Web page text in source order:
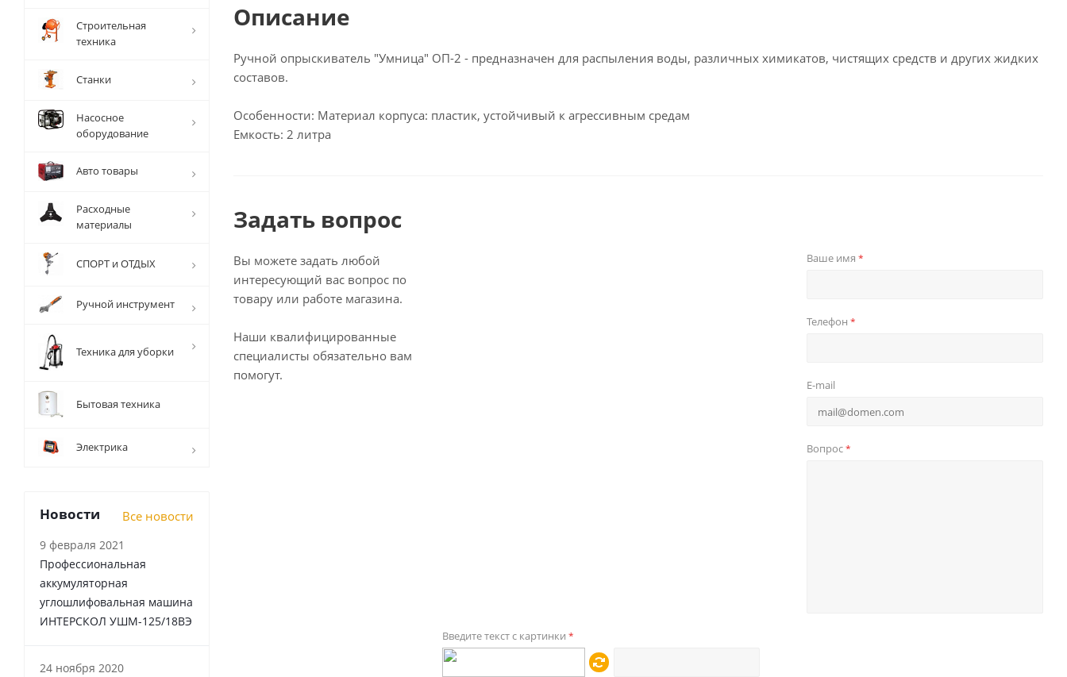
Описание
Ручной опрыскиватель "Умница" ОП-2 - предназначен для распыления воды, различных химикатов, чистящих средств и других жидких
составов.
Особенности: Материал корпуса: пластик, устойчивый к агрессивным средам
Емкость: 2 литра
Задать вопрос
Вы можете задать любой
интересующий вас вопрос по
товару или работе магазина.
Наши квалифицированные
специалисты обязательно вам
помогут.
Ваше имя *
Телефон *
E-mail
Вопрос*
Введите текст с картинки *
Строительная
техника
Станки
Насосное
оборудование
Авто товары
Расходные
материалы
СПОРТ и ОТДЫХ
Ручной инструмент
Техника для уборки
Бытовая техника
Электрика
Новости Все новости
9 февраля 2021
Профессиональная
аккумуляторная
углошлифовальная машина
ИНТЕРСКОЛ УШМ-125/18ВЭ
24 ноября 2020